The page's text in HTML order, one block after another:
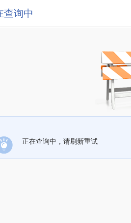
查询中
正在查询中，请刷新重试